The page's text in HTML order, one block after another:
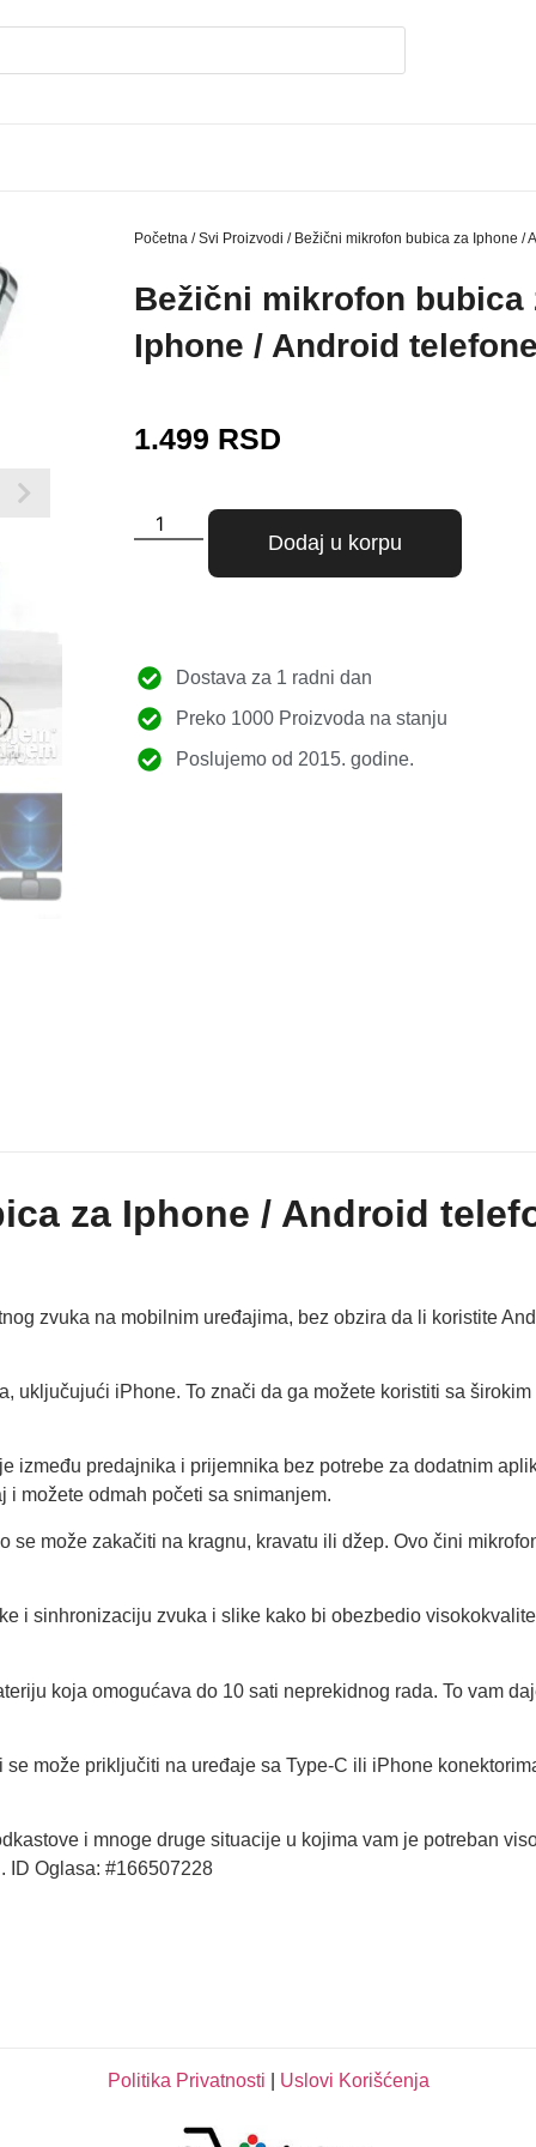
Početna /Svi Proizvodi / Bežični mikrofon bubica za Iphone /
Bežični mikrofon bubica
Iphone / Android
1.499 RSD
Dodaj u korpu
Dostava za 1 radni dan
Preko 1000 Proizvoda na stanju
Poslujemo od 2015. godine.
za Iphone / Android
zvuka na mobilnim uređajima, bez obzira da li koristite
uključujući iPhone. To znači da ga možete koristiti sa širokim
između predajnika i prijemnika bez potrebe za dodatnim
možete odmah početi sa snimanjem.
može zakačiti na kragnu, kravatu ili džep. Ovo čini
i sinhronizaciju zvuka i slike kako bi obezbedio
koja omogućava do 10 sati neprekidnog rada. To vam
može priključiti na uređaje sa Type-C ili iPhone
i mnoge druge situacije u kojima vam je potreban
ID Oglasa: #166507228
Politika Privatnosti Uslovi Korišćenja